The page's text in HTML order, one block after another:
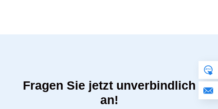
Fragen Sie jetzt unverbindlich
an!